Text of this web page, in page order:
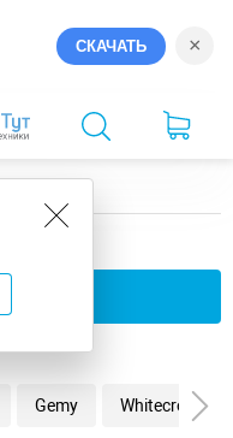
СКАЧАТЬ ×
Gemy Whitecross